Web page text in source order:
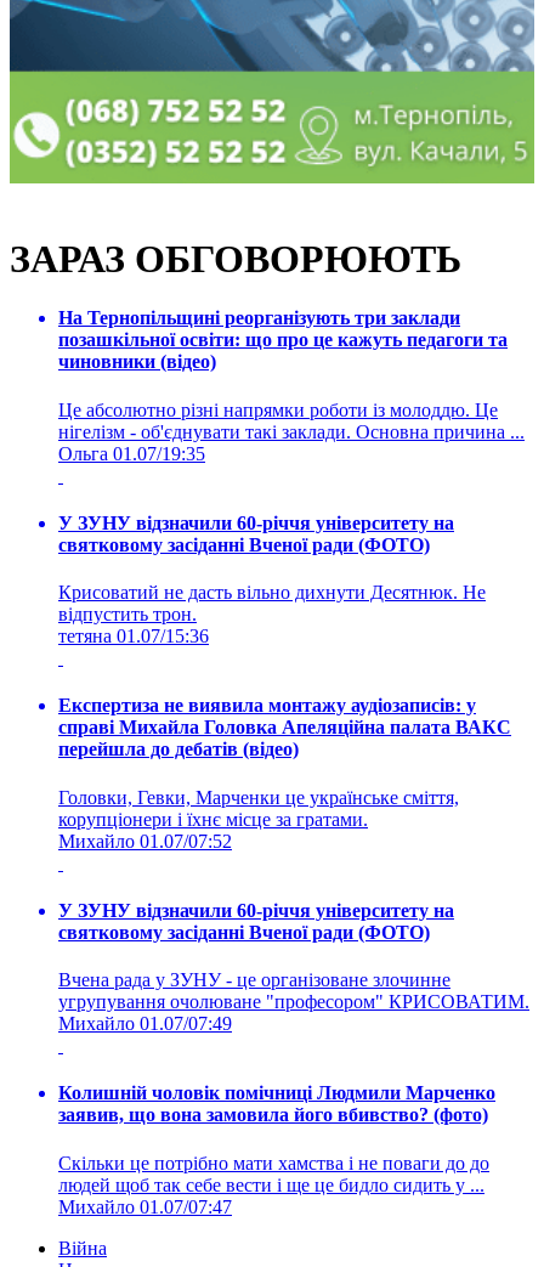
ЗАРАЗ ОБГОВОРЮЮТЬ
На Тернопільщині реорганізують три заклади
позашкільної освіти: що про це кажуть педагоги та
чиновники (відео)
Це абсолютно різні напрямки роботи із молоддю. Це
нігелізм - об'єднувати такі заклади. Основна причина ...
Ольга 01.07/19:35
У ЗУНУ відзначили 60-річчя університету на
святковому засіданні Вченої ради (ФОТО)
Крисоватий не дасть вільно дихнути Десятнюк. Не
відпустить трон.
тетяна 01.07/15:36
Експертиза не виявила монтажу аудіозаписів: у
справі Михайла Головка Апеляційна палата ВАКС
перейшла до дебатів (відео)
Головки, Гевки, Марченки це українське сміття,
корупціонери і їхнє місце за гратами.
Михайло 01.07/07:52
У ЗУНУ відзначили 60-річчя університету на
святковому засіданні Вченої ради (ФОТО)
Вчена рада у ЗУНУ - це організоване злочинне
угрупування очолюване "професором" КРИСОВАТИМ.
Михайло 01.07/07:49
Колишній чоловік помічниці Людмили Марченко
заявив, що вона замовила його вбивство? (фото)
Скільки це потрібно мати хамства і не поваги до до
людей щоб так себе вести і ще це бидло сидить у ...
Михайло 01.07/07:47
Війна